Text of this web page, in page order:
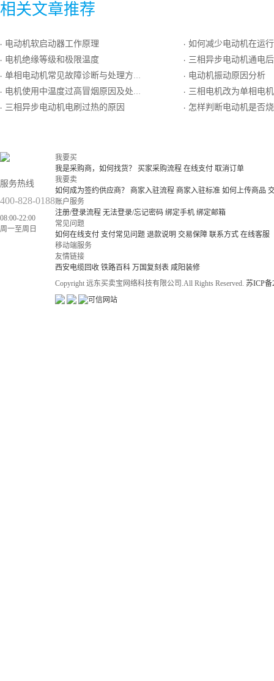
相关文章推荐
· 电动机软启动器工作原理
· 电机绝缘等级和极限温度
· 单相电动机常见故障诊断与处理方法
· 电机使用中温度过高冒烟原因及处理措施
· 三相异步电动机电刷过热的原因
· 如何减少电动机在运行
· 三相异步电动机通电后无法启
· 电动机振动原因分析
· 三相电机改为单相电
· 怎样判断电动机是否
服务热线
400-828-0188
08:00-22:00
周一至周日
我要买
我是采购商，如何找货？
买家采购流程 在线支付 取消订单
我要卖
如何成为签约供应商？
商家入驻流程 商家入驻标准 如何上传商品
账户服务
注册/登录流程 无法登录/忘记密码 绑定手机 绑定邮箱
常见问题
如何在线支付 支付常见问题 退款说明 交易保障 联系方式 在线客服
移动端服务
友情链接
西安电缆回收 铁路百科 万国复刻表 咸阳装修
Copyright 远东买卖宝网络科技有限公司.All Rights Reserved. 苏ICP备